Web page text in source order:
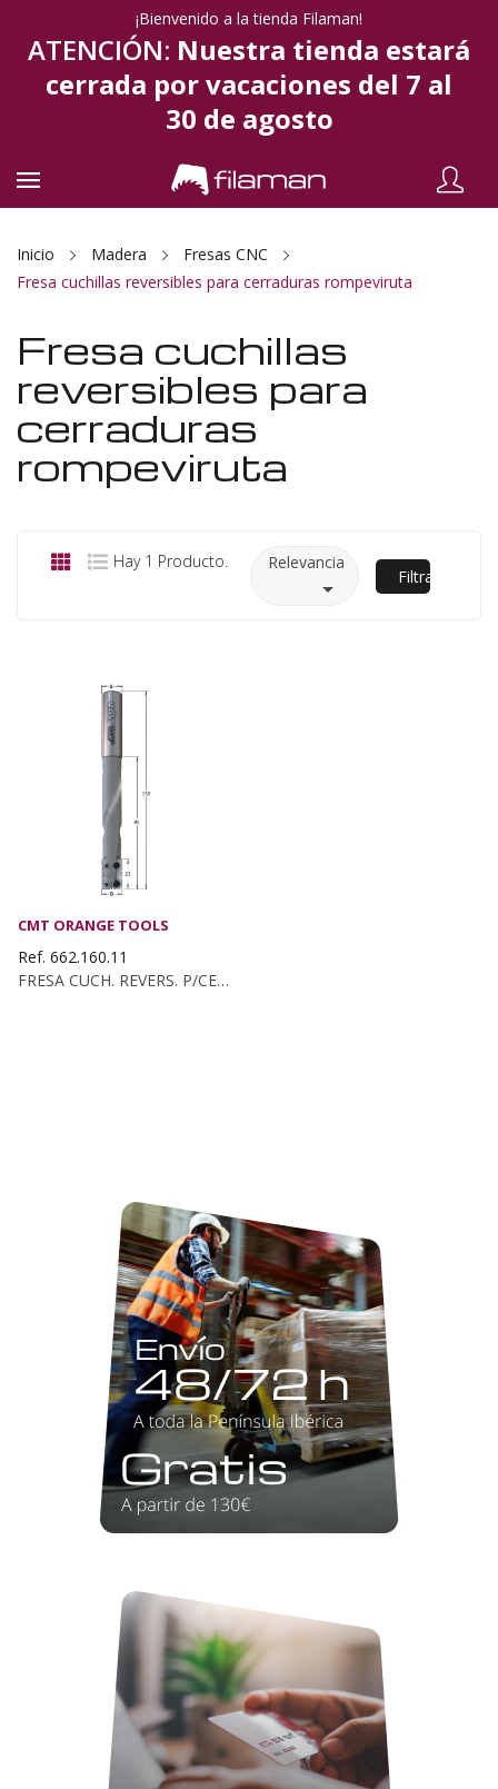
¡Bienvenido a la tienda Filaman!
ATENCIÓN: Nuestra tienda estará
cerrada por vacaciones del 7 al
30 de agosto
Inicio Madera
Fresas CNC
Fresa cuchillas reversibles para cerraduras rompeviruta
Fresa cuchillas
reversibles para
cerraduras
rompeviruta
Hay 1 Producto. Relevancia
 Filtrar
CMT ORANGE TOOLS
Ref. 662.160.11
FRESA CUCH. REVERS. P/CERRAD. S:16...